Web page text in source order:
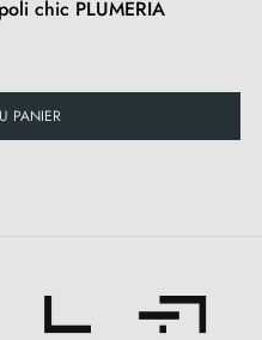
chic PLUMERIA
PANIER